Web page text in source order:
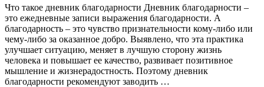
Что такое дневник благодарности Дневник благодарности –
это ежедневные записи выражения благодарности. А
благодарность – это чувство признательности кому-либо или
чему-либо за оказанное добро. Выявлено, что эта практика
улучшает ситуацию, меняет в лучшую сторону жизнь
человека и повышает ее качество, развивает позитивное
мышление и жизнерадостность. Поэтому дневник
благодарности рекомендуют заводить …